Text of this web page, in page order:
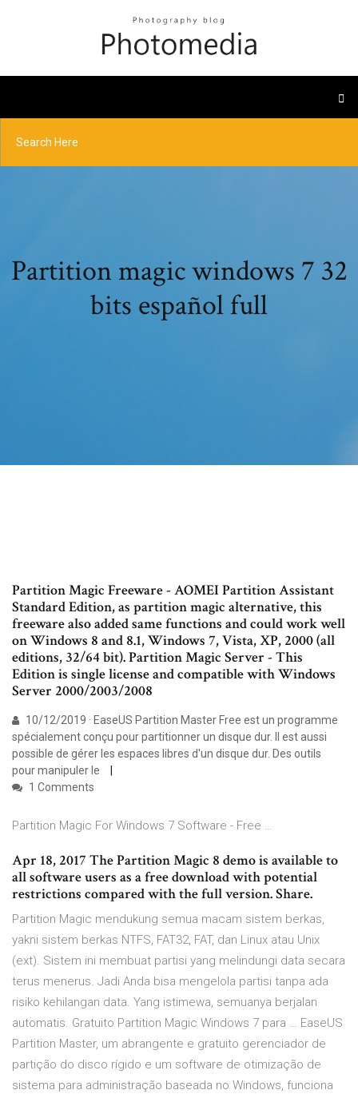
Partition magic windows 7 32
bits español full
Partition Magic Freeware - AOMEI Partition Assistant
Standard Edition, as partition magic alternative, this
freeware also added same functions and could work well
on Windows 8 and 8.1, Windows 7, Vista, XP, 2000 (all
editions, 32/64 bit). Partition Magic Server - This
Edition is single license and compatible with Windows
Server 2000/2003/2008
10/12/2019 · EaseUS Partition Master Free est un programme
spécialement conçu pour partitionner un disque dur. Il est aussi
possible de gérer les espaces libres d'un disque dur. Des outils
pour manipuler le
1 Comments
Partition Magic For Windows 7 Software - Free …
Apr 18, 2017 The Partition Magic 8 demo is available to
all software users as a free download with potential
restrictions compared with the full version. Share.
Partition Magic mendukung semua macam sistem berkas,
yakni sistem berkas NTFS, FAT32, FAT, dan Linux atau Unix
(ext). Sistem ini membuat partisi yang melindungi data secara
terus menerus. Jadi Anda bisa mengelola partisi tanpa ada
risiko kehilangan data. Yang istimewa, semuanya berjalan
automatis. Gratuito Partition Magic Windows 7 para … EaseUS
Partition Master, um abrangente e gratuito gerenciador de
partição do disco rígido e um software de otimização de
sistema para administração baseada no Windows, funciona